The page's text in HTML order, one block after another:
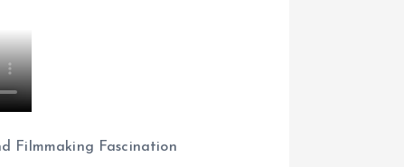
Filmmaking Fascination